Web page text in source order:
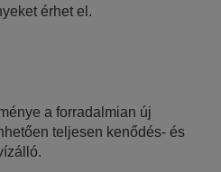
érhet el.
a forradalmian új
teljesen kenődés- és